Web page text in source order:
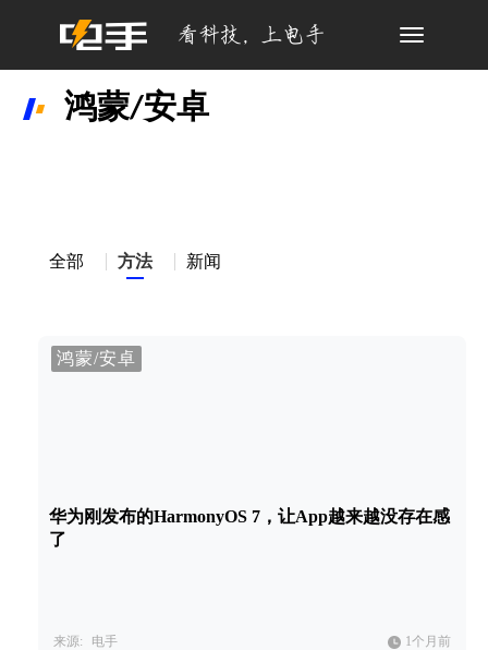
Toggle
鸿蒙/安卓
全部 方法 新闻
鸿蒙/安卓
华为刚发布的HarmonyOS 7，让App越来越没存在感
了
来源: 电手 1个月前